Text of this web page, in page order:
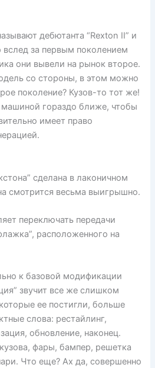
дебютанта “Rexton II” и
вслед за первым поколением
они вывели на рынок второе.
со стороны, в этом можно
поколение? Кузов-то тот же!
машиной гораздо ближе, чтобы
имеет право
сделана в лаконичном
смотрится весьма выигрышно.
переключать передачи
расположенного на
к базовой модификации
звучит все же слишком
ее постигли, больше
слова: рестайлинг,
обновление, наконец.
фары, бампер, решетка
Что еще? Ах да, совершенно